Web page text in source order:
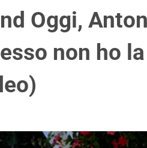
Oggi,
non ho